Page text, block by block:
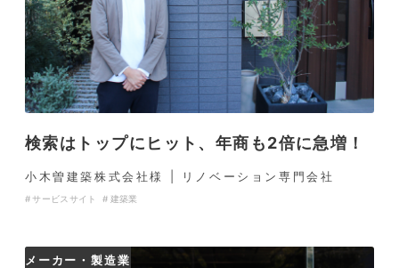
検索はトップにヒット、年商も2倍に急増！
小木曽建築株式会社様 | リノベーション専門会社
サービスサイト 建築業
メーカー・製造業